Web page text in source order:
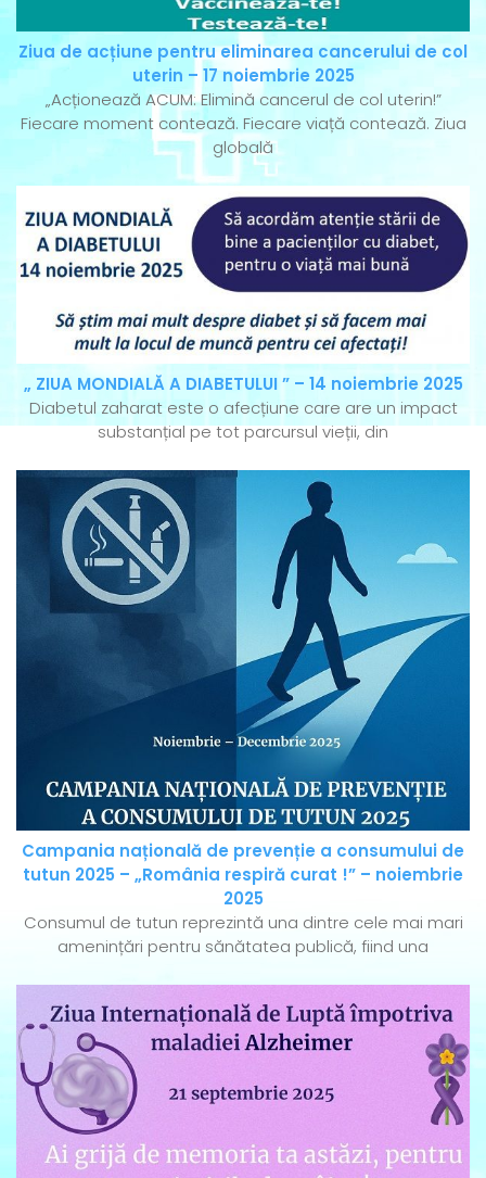
Ziua de acțiune pentru eliminarea cancerului de col
uterin – 17 noiembrie 2025
„Acționează ACUM: Elimină cancerul de col uterin!”
Fiecare moment contează. Fiecare viață contează. Ziua
globală
„ ZIUA MONDIALĂ A DIABETULUI ” – 14 noiembrie 2025
Diabetul zaharat este o afecțiune care are un impact
substanțial pe tot parcursul vieții, din
Campania națională de prevenție a consumului de
tutun 2025 – „România respiră curat !” – noiembrie
2025
Consumul de tutun reprezintă una dintre cele mai mari
amenințări pentru sănătatea publică, fiind una